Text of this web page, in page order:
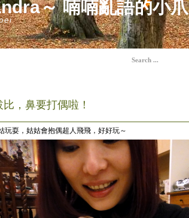
～ 喃喃亂語的小爪
，鼻要打偶啦！
玩耍，姑姑會抱偶超人飛飛，好好玩～